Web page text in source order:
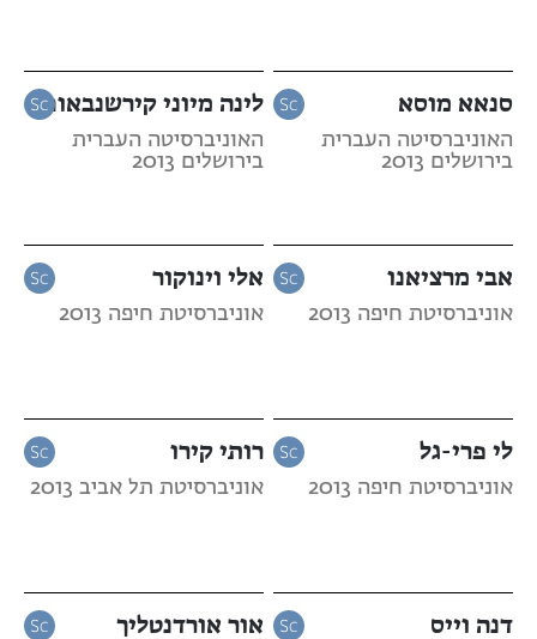
סנאא מוסא
האוניברסיטה העברית
בירושלים 2013
לינה מיוני קירשנבאום
האוניברסיטה העברית
בירושלים 2013
אבי מרציאנו
אוניברסיטת חיפה 2013
אלי וינוקור
אוניברסיטת חיפה 2013
לי פרי-גל
אוניברסיטת חיפה 2013
רותי קירו
אוניברסיטת תל אביב 2013
דנה וייס אור אורדנטליך